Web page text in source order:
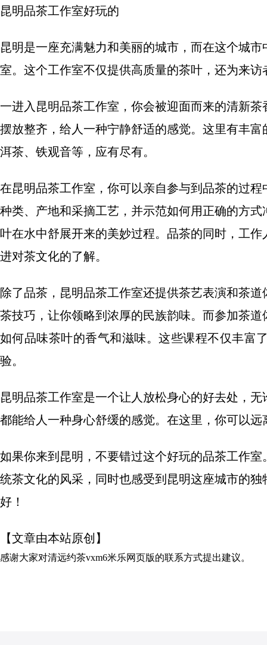
昆明品茶工作室好玩的
昆明是一座充满魅力和美丽的城市，而在这个城
室。这个工作室不仅提供高质量的茶叶，还为来
一进入昆明品茶工作室，你会被迎面而来的清新
摆放整齐，给人一种宁静舒适的感觉。这里有丰
洱茶、铁观音等，应有尽有。
在昆明品茶工作室，你可以亲自参与到品茶的过
种类、产地和采摘工艺，并示范如何用正确的方
叶在水中舒展开来的美妙过程。品茶的同时，工
进对茶文化的了解。
除了品茶，昆明品茶工作室还提供茶艺表演和茶
茶技巧，让你领略到浓厚的民族韵味。而参加茶
如何品味茶叶的香气和滋味。这些课程不仅丰富
验。
昆明品茶工作室是一个让人放松身心的好去处，
都能给人一种身心舒缓的感觉。在这里，你可以
如果你来到昆明，不要错过这个好玩的品茶工作
统茶文化的风采，同时也感受到昆明这座城市的
好！
【文章由本站原创】
感谢大家对清远约茶vxm6米乐网页版的联系方式提出建议。